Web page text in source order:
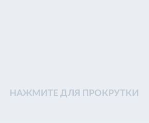
НАЖМИТЕ ДЛЯ ПРОКРУТКИ